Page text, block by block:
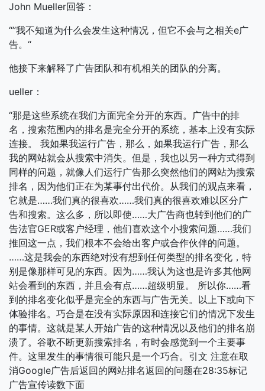
John Mueller回答：
“”我不知道为什么会发生这种情况，但它不会与之相关e广
告。“
他接下来解释了广告团队和有机相关的团队的分离。
ueller：
“那是这些系统在我们方面完全分开的东西。广告中的排
名，搜索范围内的排名是完全分开的系统，基本上没有实际
连接。 我如果我运行广告，那么，如果我运行广告，那么
我的网站就会从搜索中消失。但是，我也以另一种方式得到
同样的问题，就像人们运行广告那么突然他们的网站为搜索
排名，因为他们正在为某事付出代价。从我们的观点来看，
它就是……我们真的很喜欢……我们真的很喜欢难以区分广
告和搜索。这么多，所以即使……大广告商也转到他们的广
告法官GER或客户经理，他们喜欢这个小搜索问题……我们
推回这一点，我们根本不会给出客户或合作伙伴的问题。
……这是我会的东西绝对没有想到任何类型的排名变化，特
别是像那样可见的东西。因为……我认为这也是许多其他网
站会看到的东西，并且会有点……超级明显。 所以你……看
到的排名变化似乎是完全的东西与广告无关。以上下或向下
体验排名。巧合是在没有实际原因和连接它们的情况下发生
的事情。这就是某人开始广告的这种情况以及他们的排名崩
溃了。谷歌不断更新搜索排名，有时会感觉到一个主要事
件。这里发生的事情很可能只是一个巧合。引文 注意在取
消Google广告后返回的网站排名返回的问题在28:35标记
广告宣传读数下面